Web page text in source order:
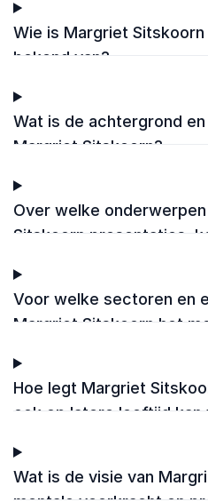
Wie is Margriet Sitskoorn
bekend van?
Wat is de achtergrond
Margriet Sitskoorn?
Over welke
Sitskoorn presentaties,
Voor welke sectoren en
Margriet Sitskoorn het
Hoe legt Margriet
ook op latere leeftijd kan
Wat is de visie van